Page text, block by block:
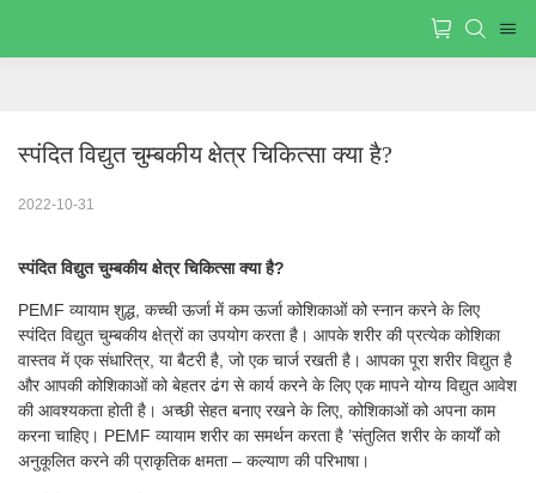
स्पंदित विद्युत चुम्बकीय क्षेत्र चिकित्सा क्या है?
2022-10-31
स्पंदित विद्युत चुम्बकीय क्षेत्र चिकित्सा क्या है?
PEMF व्यायाम शुद्ध, कच्ची ऊर्जा में कम ऊर्जा कोशिकाओं को स्नान करने के लिए
स्पंदित विद्युत चुम्बकीय क्षेत्रों का उपयोग करता है। आपके शरीर की प्रत्येक कोशिका
वास्तव में एक संधारित्र, या बैटरी है, जो एक चार्ज रखती है। आपका पूरा शरीर विद्युत है
और आपकी कोशिकाओं को बेहतर ढंग से कार्य करने के लिए एक मापने योग्य विद्युत आवेश
की आवश्यकता होती है। अच्छी सेहत बनाए रखने के लिए, कोशिकाओं को अपना काम
करना चाहिए। PEMF व्यायाम शरीर का समर्थन करता है ’संतुलित शरीर के कार्यों को
अनुकूलित करने की प्राकृतिक क्षमता – कल्याण की परिभाषा।